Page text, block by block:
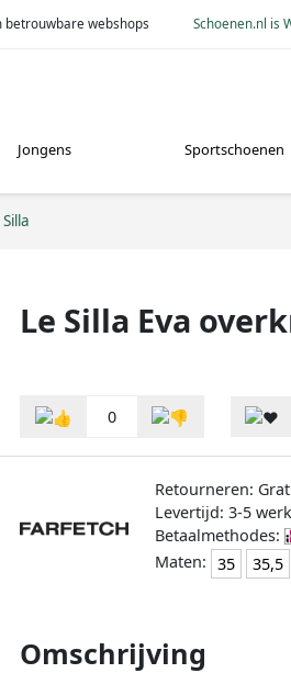
betrouwbare webshops Schoenen.nl is
Jongens Sportschoenen
Le Silla Eva
0
Retourneren:
Levertijd: 3-5
Betaalmethodes:
Maten: 35 35,5
Omschrijving